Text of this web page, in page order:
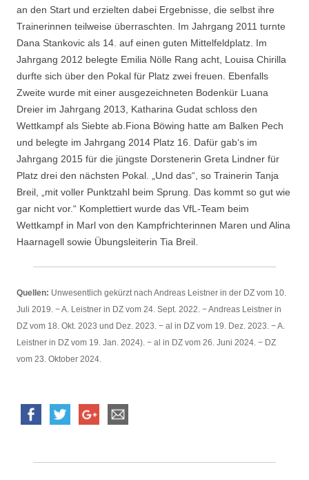
an den Start und erzielten dabei Ergebnisse, die selbst ihre
Trainerinnen teilweise überraschten. Im Jahrgang 2011 turnte
Dana Stankovic als 14. auf einen guten Mittelfeldplatz. Im
Jahrgang 2012 belegte Emilia Nölle Rang acht, Louisa Chirilla
durfte sich über den Pokal für Platz zwei freuen. Ebenfalls
Zweite wurde mit einer ausgezeichneten Bodenkür Luana
Dreier im Jahrgang 2013, Katharina Gudat schloss den
Wettkampf als Siebte ab.Fiona Böwing hatte am Balken Pech
und belegte im Jahrgang 2014 Platz 16. Dafür gab‘s im
Jahrgang 2015 für die jüngste Dorstenerin Greta Lindner für
Platz drei den nächsten Pokal. „Und das“, so Trainerin Tanja
Breil, „mit voller Punktzahl beim Sprung. Das kommt so gut wie
gar nicht vor.“ Komplettiert wurde das VfL-Team beim
Wettkampf in Marl von den Kampfrichterinnen Maren und Alina
Haarnagell sowie Übungsleiterin Tia Breil.
Quellen: Unwesentlich gekürzt nach Andreas Leistner in der DZ vom 10.
Juli 2019. − A. Leistner in DZ vom 24. Sept. 2022. − Andreas Leistner in
DZ vom 18. Okt. 2023 und Dez. 2023. − al in DZ vom 19. Dez. 2023. − A.
Leistner in DZ vom 19. Jan. 2024). − al in DZ vom 26. Juni 2024. − DZ
vom 23. Oktober 2024.